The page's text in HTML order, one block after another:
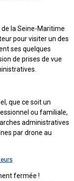
la Seine-Maritime
pour visiter un des
ses quelques
de prises de vue
que ce soit un
ou familiale,
administratives
par drone au
fermée !